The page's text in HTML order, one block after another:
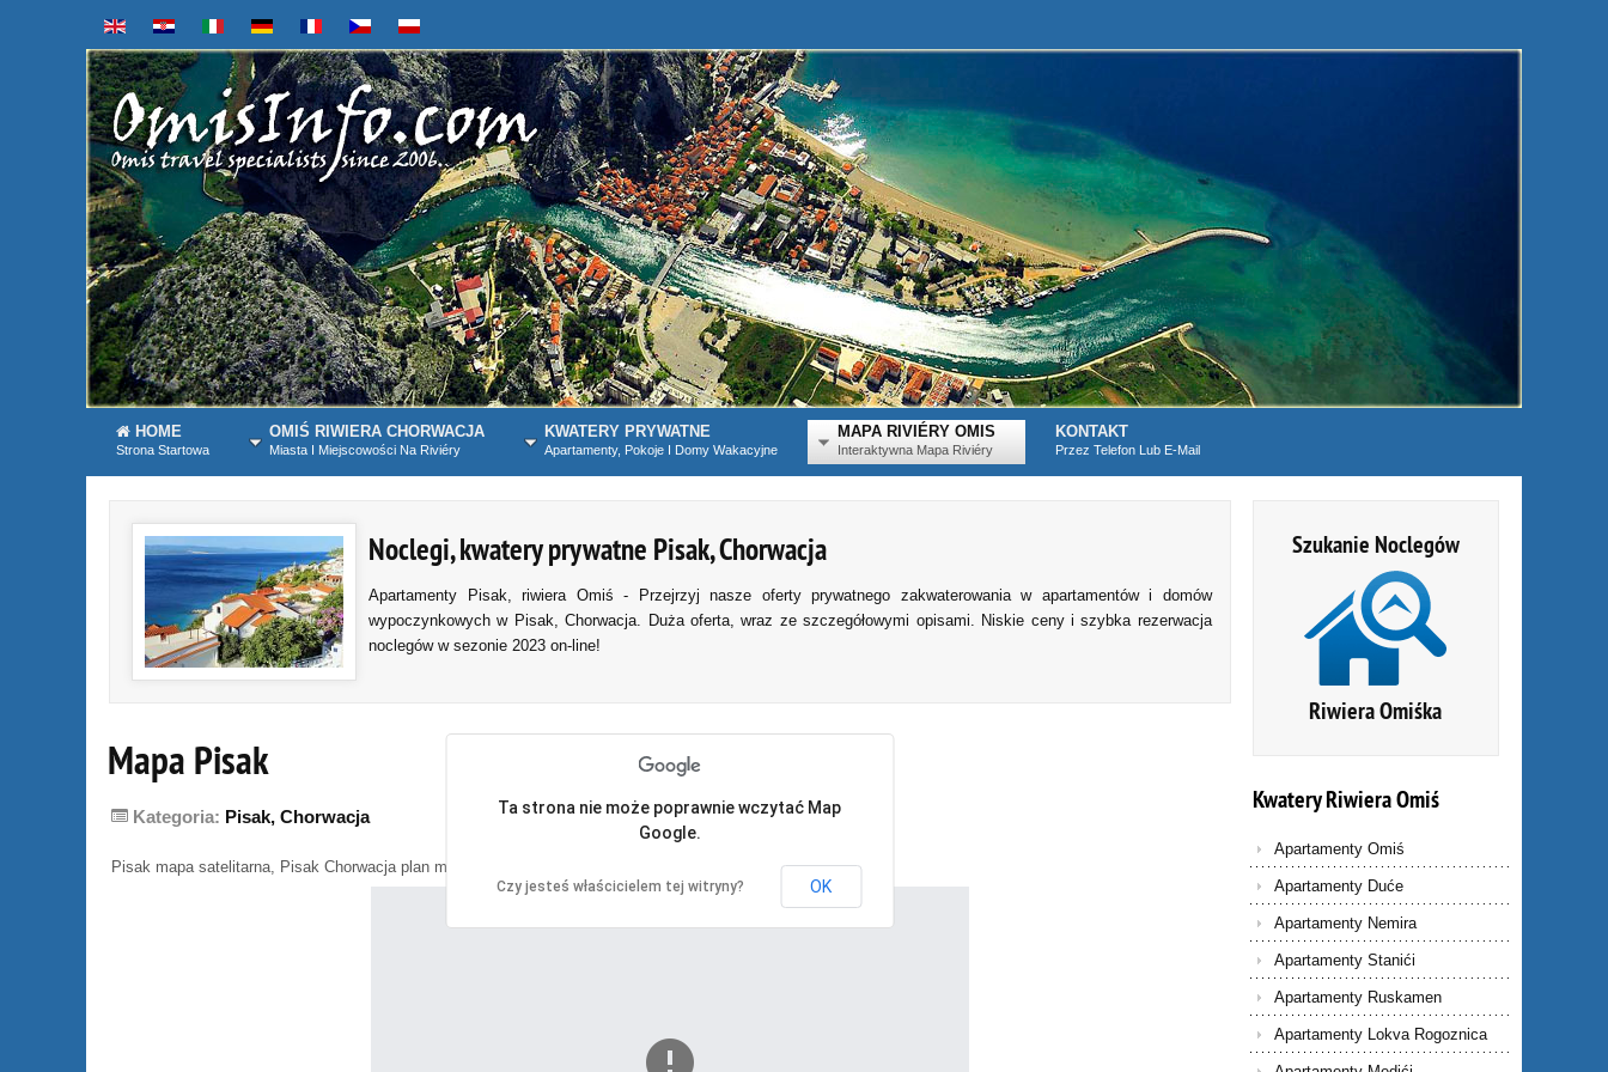
HOME
Strona Startowa
OMIŚ RIWIERA CHORWACJA
Miasta I Miejscowości Na Riviéry
KWATERY PRYWATNE
Apartamenty, Pokoje I Domy Wakacyjne
MAPA RIVIÉRY OMIS
Interaktywna Mapa Riviéry
KONTAKT
Przez Telefon Lub E-Mail
Noclegi, kwatery prywatne Pisak, Chorwacja
Apartamenty Pisak, riwiera Omiś - Przejrzyj nasze oferty prywatnego zakwaterowania w apartamentów i domów
wypoczynkowych w Pisak, Chorwacja. Duża oferta, wraz ze szczegółowymi opisami. Niskie ceny i szybka rezerwacja
noclegów w sezonie 2023 on-line!
Mapa Pisak
Kategoria: Pisak, Chorwacja
Pisak mapa satelitarna, Pisak Chorwacja plan miasta
Ta strona nie może poprawnie wczytać Map
Google.
Czy jesteś właścicielem tej witryny? OK
Szukanie Noclegów
Riwiera Omiśka
KwateryRiwieraOmiś
Apartamenty Omiś
Apartamenty Duće
Apartamenty Nemira
Apartamenty Stanići
Apartamenty Ruskamen
Apartamenty Lokva Rogoznica